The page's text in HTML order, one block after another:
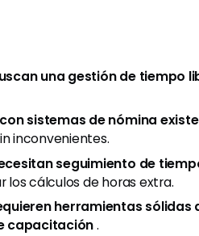
una gestión de tiempo
sistemas de nómina
inconvenientes.
seguimiento de
los cálculos de horas extra.
herramientas sólidas
capacitación.